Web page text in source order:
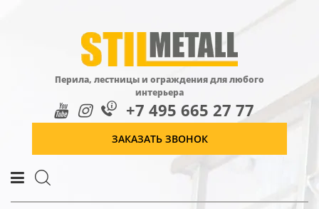
Перила, лестницы и ограждения для любого
интерьера
+7 495 665 27 77
ЗАКАЗАТЬ ЗВОНОК